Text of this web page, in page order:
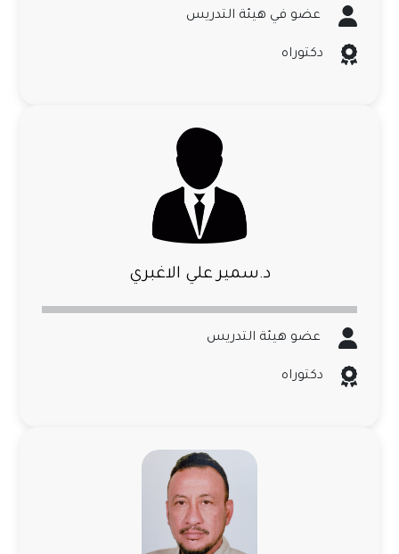
عضو في هيئة التدريس
دكتوراه
د.سمير علي الاغبري
عضو هيئة التدريس
دكتوراه